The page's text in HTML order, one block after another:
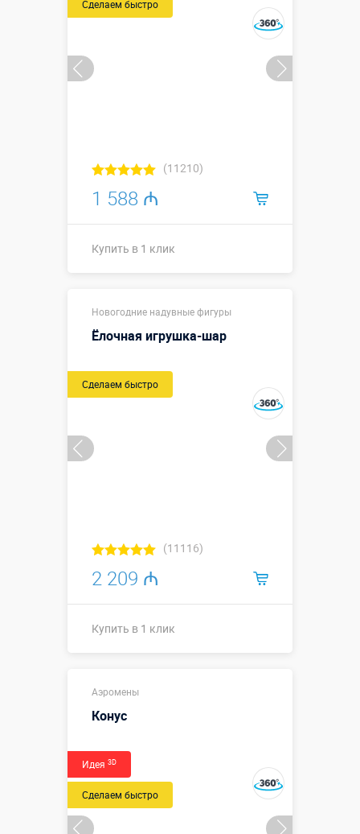
Сделаем быстро
(11210)
1 588 ₼
Купить в 1 клик
Больше деталей →
Смотреть видео
Купить в 1 клик
Новогодние надувные фигуры
Ёлочная игрушка-шар
Сделаем быстро
(11116)
2 209 ₼
Купить в 1 клик
Высота, метры:
Аэромены
Конус
Идея 3D
Сделаем быстро